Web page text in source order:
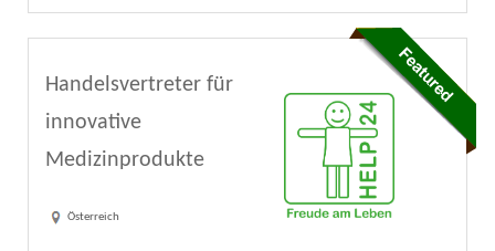
Handelsvertreter für
innovative
Medizinprodukte
Österreich